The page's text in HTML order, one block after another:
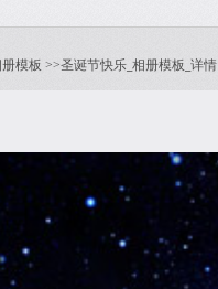
模板 >>圣诞节快乐_相册模板_详情